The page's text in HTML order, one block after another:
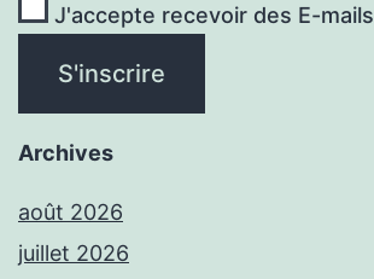
J'accepte recevoir des E-mails
Archives
août 2026
juillet 2026